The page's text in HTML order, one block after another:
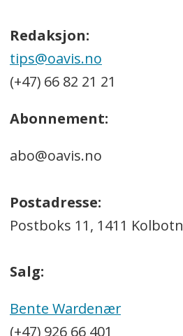
Redaksjon:
tips@oavis.no
(+47) 66 82 21 21
Abonnement:
abo@oavis.no
Postadresse:
Postboks 11, 1411 Kolbotn
Salg:
Bente Wardenær
(+47) 926 66 401